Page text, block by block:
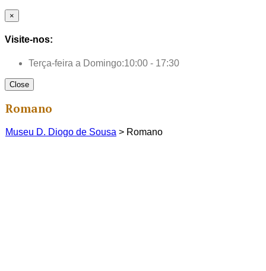
×
Visite-nos:
Terça-feira a Domingo:10:00 - 17:30
Close
Romano
Museu D. Diogo de Sousa > Romano